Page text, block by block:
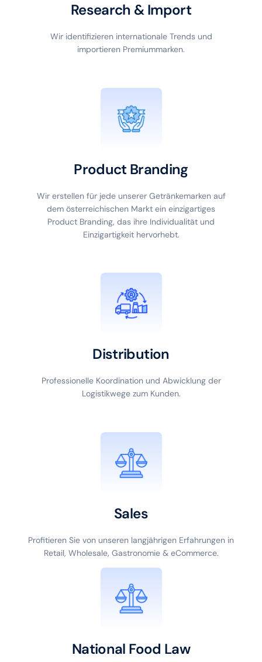
Research & Import
Wir identifizieren internationale Trends und
importieren Premiummarken.
Product Branding
Wir erstellen für jede unserer Getränkemarken auf
dem österreichischen Markt ein einzigartiges
Product Branding, das ihre Individualität und
Einzigartigkeit hervorhebt.
Distribution
Professionelle Koordination und Abwicklung der
Logistikwege zum Kunden.
Sales
Profitieren Sie von unseren langjährigen Erfahrungen in
Retail, Wholesale, Gastronomie & eCommerce.
National Food Law